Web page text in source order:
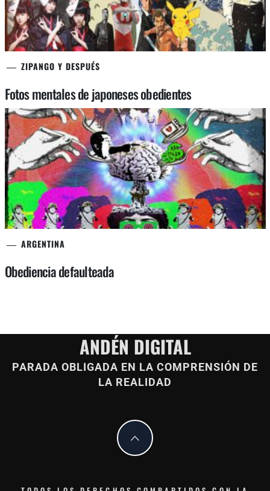
ZIPANGO Y DESPUÉS
Fotos mentales de japoneses obedientes
ARGENTINA
Obediencia defaulteada
ANDÉN DIGITAL
PARADA OBLIGADA EN LA COMPRENSIÓN DE
LA REALIDAD